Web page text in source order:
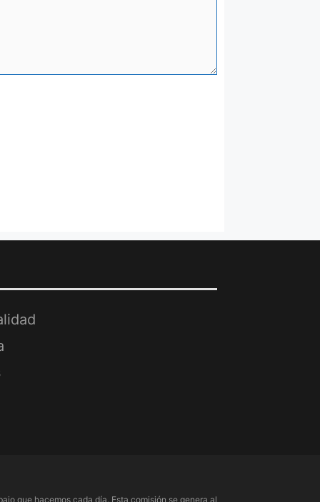
que hacemos cada día. Esta comisión se genera al